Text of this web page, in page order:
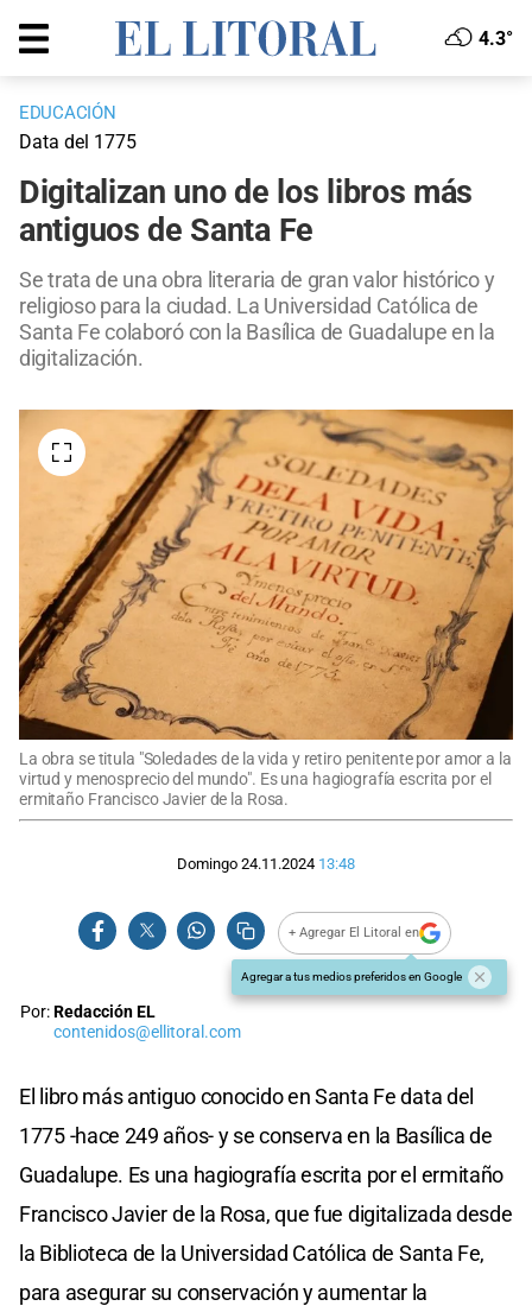
4.3°
EDUCACIÓN
Data del 1775
Digitalizan uno de los libros más
antiguos de Santa Fe
Se trata de una obra literaria de gran valor histórico y
religioso para la ciudad. La Universidad Católica de
Santa Fe colaboró con la Basílica de Guadalupe en la
digitalización.
La obra se titula "Soledades de la vida y retiro penitente por amor a la
virtud y menosprecio del mundo". Es una hagiografía escrita por el
ermitaño Francisco Javier de la Rosa.
Domingo 24.11.2024 13:48
+ Agregar El Litoral en
Agregar a tus medios preferidos en Google
Por:Redacción EL
contenidos@ellitoral.com
El libro más antiguo conocido en Santa Fe data del
1775 -hace 249 años- y se conserva en la Basílica de
Guadalupe. Es una hagiografía escrita por el ermitaño
Francisco Javier de la Rosa, que fue digitalizada desde
la Biblioteca de la Universidad Católica de Santa Fe,
para asegurar su conservación y aumentar la